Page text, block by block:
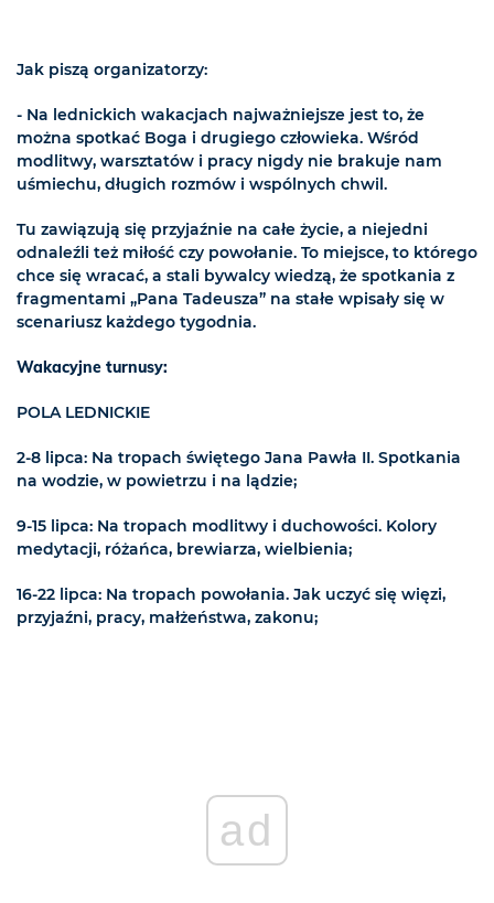
Jak piszą organizatorzy:
- Na lednickich wakacjach najważniejsze jest to, że
można spotkać Boga i drugiego człowieka. Wśród
modlitwy, warsztatów i pracy nigdy nie brakuje nam
uśmiechu, długich rozmów i wspólnych chwil.
Tu zawiązują się przyjaźnie na całe życie, a niejedni
odnaleźli też miłość czy powołanie. To miejsce, to którego
chce się wracać, a stali bywalcy wiedzą, że spotkania z
fragmentami „Pana Tadeusza” na stałe wpisały się w
scenariusz każdego tygodnia.
Wakacyjne turnusy:
POLA LEDNICKIE
2-8 lipca: Na tropach świętego Jana Pawła II. Spotkania
na wodzie, w powietrzu i na lądzie;
9-15 lipca: Na tropach modlitwy i duchowości. Kolory
medytacji, różańca, brewiarza, wielbienia;
16-22 lipca: Na tropach powołania. Jak uczyć się więzi,
przyjaźni, pracy, małżeństwa, zakonu;
ad